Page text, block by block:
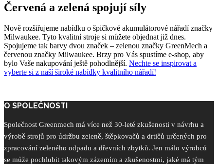
Červená a zelená spojují síly
Nově rozšiřujeme nabídku o špičkové akumulátorové nářadí značky
Milwaukee. Tyto kvalitní stroje si můžete objednat již dnes.
Spojujeme tak barvy dvou značek – zelenou značky GreenMech a
červenou značky Milwaukee. Brzy pro Vás spustíme e-shop, aby
bylo Vaše nakupování ještě pohodlnější. Nechte se inspirovat a
vyberte si z naší široké nabídky kvalitního nářadí!
O SPOLEČNOSTI
Společnost Greenmech má více než 30-leté zkušenosti v návrhu a
výrobě strojů pro údržbu zeleně, štěpkovačů a drtičů určených pro
zpracování zeleného odpadu a dřevních zbytků. Jen málo výrobců
se může pochlubit takovým zázemím a zkušenostmi, jaké má tým